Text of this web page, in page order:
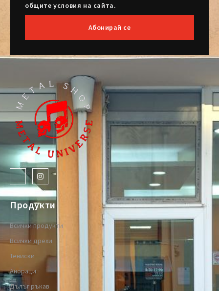
общите условия на сайта.
Абонирай се
Продукти
Всички продукти
Всички дрехи
Тениски
Анораци
Дълъг ръкав